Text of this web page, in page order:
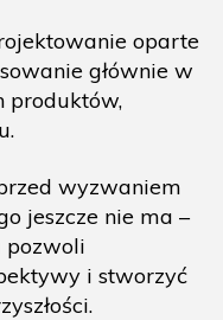
oparte
głównie w
produktów,
wyzwaniem
jeszcze nie ma –
pozwoli
i stworzyć